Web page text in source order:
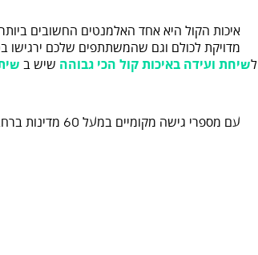
איכות הקול היא אחד האלמנטים החשובים
מדויקת לכולם וגם שהמשתתפים שלכם
איכות הקול של השיחה שלכם.השתמשו בQCONF לשיחת ועידה באיכות קול הכי גבוהה שיש ב
עם מספרי גישה